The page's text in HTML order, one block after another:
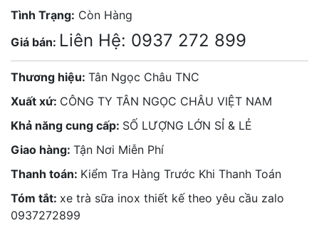
Tình Trạng: Còn Hàng
Giá bán: Liên Hệ: 0937 272 899
Thương hiệu: Tân Ngọc Châu TNC
Xuất xứ: CÔNG TY TÂN NGỌC CHÂU VIỆT NAM
Khả năng cung cấp: SỐ LƯỢNG LỚN SỈ & LẺ
Giao hàng: Tận Nơi Miễn Phí
Thanh toán: Kiểm Tra Hàng Trước Khi Thanh Toán
Tóm tắt: xe trà sữa inox thiết kế theo yêu cầu zalo
0937272899